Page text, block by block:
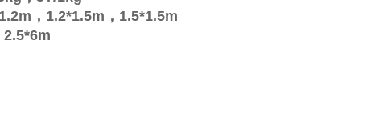
， 1.2*1.5m ， 1.5*1.5m
2.5*6m